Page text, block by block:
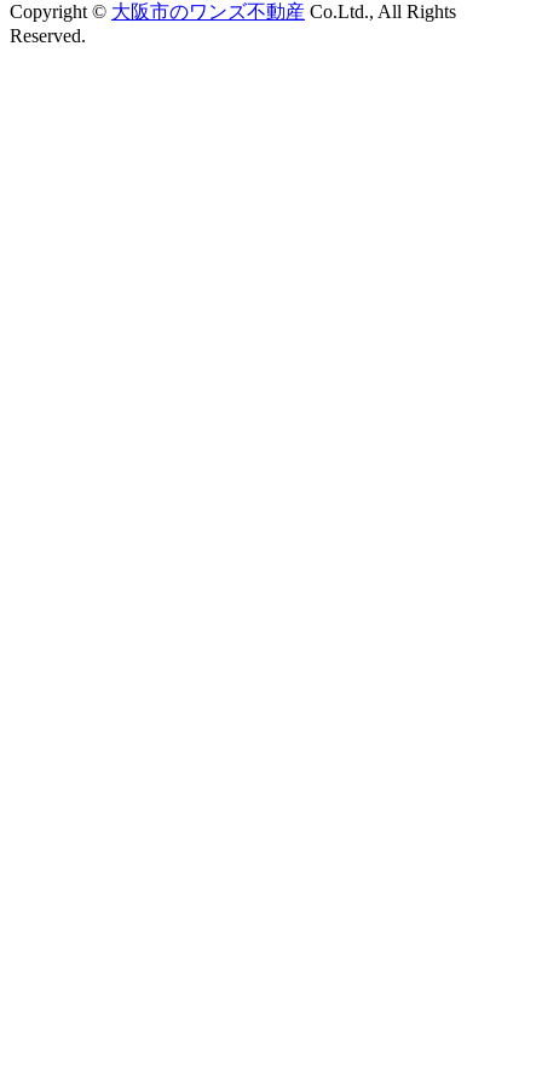
Copyright © 大阪市のワンズ不動産 Co.Ltd., All Rights
Reserved.